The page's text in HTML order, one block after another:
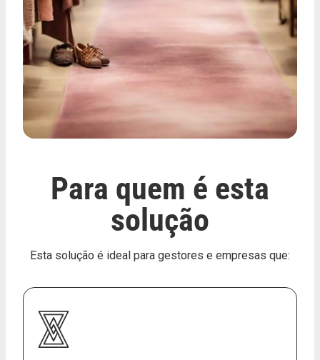
Para quem é esta
solução
Esta solução é ideal para gestores e empresas que: